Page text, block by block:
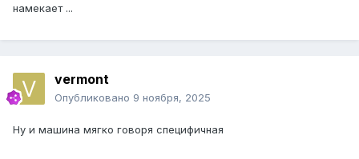
намекает ...
vermont
Опубликовано 9 ноября, 2025
Ну и машина мягко говоря специфичная